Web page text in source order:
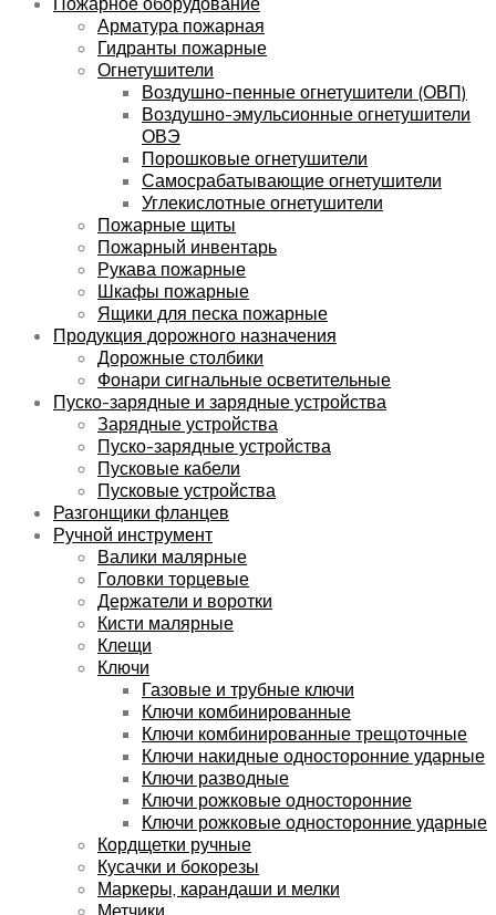
Арматура пожарная
Гидранты пожарные
Огнетушители
Воздушно-пенные огнетушители (ОВП)
Воздушно-эмульсионные огнетушители
ОВЭ
Порошковые огнетушители
Самосрабатывающие огнетушители
Углекислотные огнетушители
Пожарные щиты
Пожарный инвентарь
Рукава пожарные
Шкафы пожарные
Ящики для песка пожарные
Продукция дорожного назначения
Дорожные столбики
Фонари сигнальные осветительные
Пуско-зарядные и зарядные устройства
Зарядные устройства
Пуско-зарядные устройства
Пусковые кабели
Пусковые устройства
Разгонщики фланцев
Ручной инструмент
Валики малярные
Головки торцевые
Держатели и воротки
Кисти малярные
Клещи
Ключи
Газовые и трубные ключи
Ключи комбинированные
Ключи комбинированные трещоточные
Ключи накидные односторонние ударные
Ключи разводные
Ключи рожковые односторонние
Ключи рожковые односторонние ударные
Кордщетки ручные
Кусачки и бокорезы
Маркеры, карандаши и мелки
Метчики